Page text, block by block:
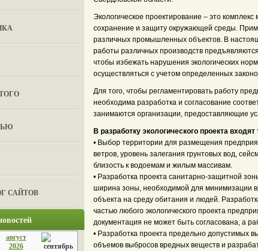
САЙТОВ
август
2026
Экологическое проектирование – это
сохранение и защиту окружающей среды.
различных промышленных объектов. В
работы различных производств
чтобы избежать нарушения экологических
осуществляться с учетом определенных
Для того, чтобы регламентировать работу
необходима разработка и согласование
занимаются организации, предоставляющие
В разработку экологического проекта
• Выбор территории для размещения
ветров, уровень залегания грунтовых вод,
близость к водоемам и жилым массивам.
• Разработка проекта санитарно-защитной
ширина зоны, необходимой для минимизации
объекта на среду обитания и людей.
частью любого экологического проекта
документация не может быть согласована, а
• Разработка проекта предельно допустимых
объемов выбросов вредных веществ и